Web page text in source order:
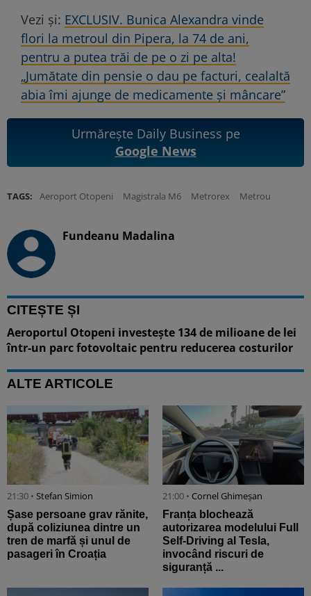
Vezi și: EXCLUSIV. Bunica Alexandra vinde
flori la metroul din Pipera, la 74 de ani,
pentru a putea trăi de pe o zi pe alta!
„Jumătate din pensie o dau pe facturi, cealaltă
abia îmi ajunge de medicamente și mâncare”
Urmărește Daily Business pe
Google News
TAGS: Aeroport Otopeni Magistrala M6 Metrorex Metrou
Fundeanu Madalina
CITEȘTE ȘI
Aeroportul Otopeni investește 134 de milioane de lei
într-un parc fotovoltaic pentru reducerea costurilor
ALTE ARTICOLE
21:30 • Stefan Simion
Șase persoane grav rănite,
după coliziunea dintre un
tren de marfă și unul de
pasageri în Croația
21:00 • Cornel Ghimeșan
Franța blochează
autorizarea modelului Full
Self-Driving al Tesla,
invocând riscuri de
siguranță ...